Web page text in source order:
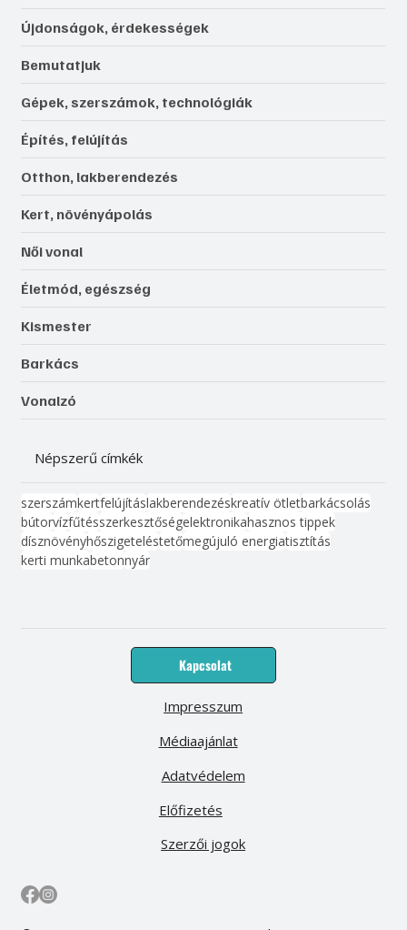
Újdonságok, érdekességek
Bemutatjuk
Gépek, szerszámok, technológiák
Építés, felújítás
Otthon, lakberendezés
Kert, növényápolás
Női vonal
Életmód, egészség
Kismester
Barkács
Vonalzó
Népszerű címkék
szerszámkertfelújításlakberendezéskreatív ötletbarkácsolás
bútorvízfűtésszerkesztőségelektronikahasznos tippek
dísznövényhőszigeteléstetőmegújuló energiatisztítás
kerti munkabetonnyár
Kapcsolat
Médiaajánlat
Előfizetés
Impresszum
Adatvédelem
Szerzői jogok